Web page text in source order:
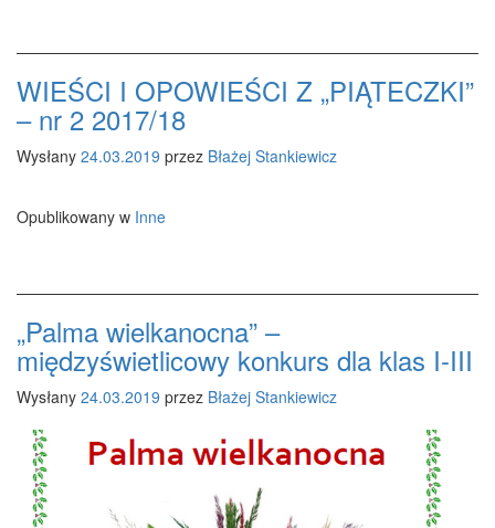
WIEŚCI I OPOWIEŚCI Z „PIĄTECZKI”
– nr 2 2017/18
Wysłany 24.03.2019 przez Błażej Stankiewicz
Opublikowany w Inne
„Palma wielkanocna” –
międzyświetlicowy konkurs dla klas I-III
Wysłany 24.03.2019 przez Błażej Stankiewicz